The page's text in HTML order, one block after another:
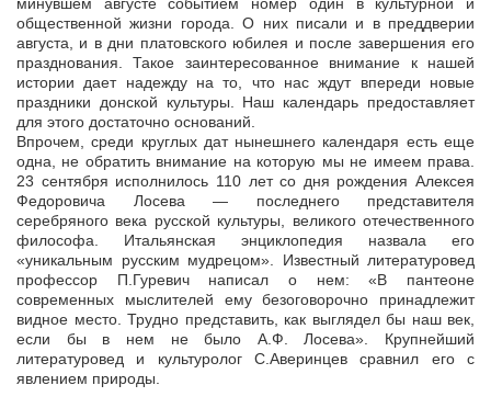
минувшем августе событием номер один в культурной и
общественной жизни города. О них писали и в преддверии
августа, и в дни платовского юбилея и после завершения его
празднования. Такое заинтересованное внимание к нашей
истории дает надежду на то, что нас ждут впереди новые
праздники донской культуры. Наш календарь предоставляет
для этого достаточно оснований.
Впрочем, среди круглых дат нынешнего календаря есть еще
одна, не обратить внимание на которую мы не имеем права.
23 сентября исполнилось 110 лет со дня рождения Алексея
Федоровича Лосева — последнего представителя
серебряного века русской культуры, великого отечественного
философа. Итальянская энциклопедия назвала его
«уникальным русским мудрецом». Известный литературовед
профессор П.Гуревич написал о нем: «В пантеоне
современных мыслителей ему безоговорочно принадлежит
видное место. Трудно представить, как выглядел бы наш век,
если бы в нем не было А.Ф. Лосева». Крупнейший
литературовед и культуролог С.Аверинцев сравнил его с
явлением природы.